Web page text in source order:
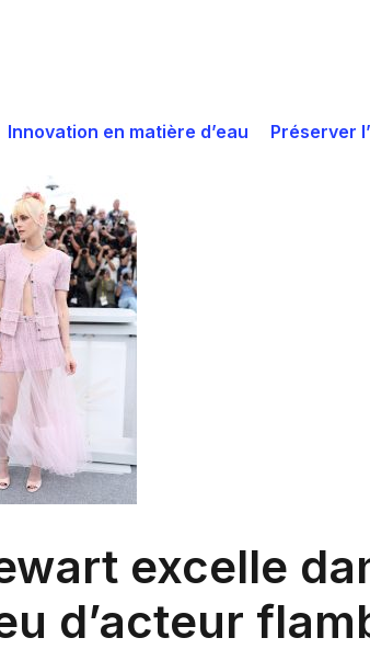
Innovation en matière d’eau Préserver
excelle
d’acteur